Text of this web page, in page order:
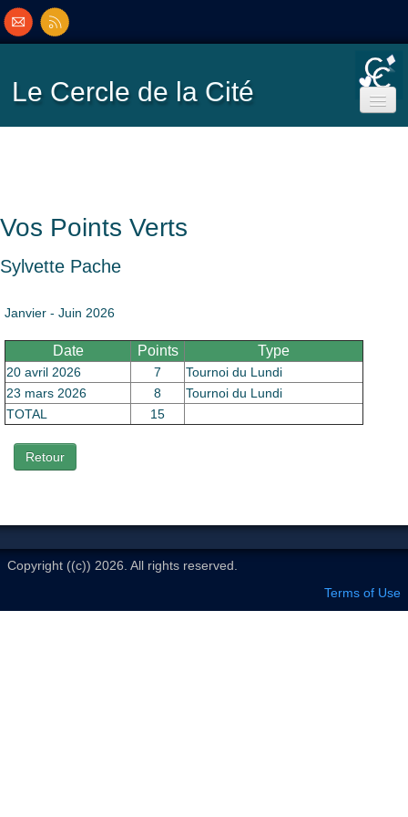
Le Cercle de la Cité
Classement
Le Club
Vos Points Verts
Sylvette Pache
Janvier - Juin 2026
Date Points Type
20 avril 2026 7
Tournoi du Lundi
23 mars 2026
8
Tournoi du Lundi
TOTAL
15
Retour
Copyright ((c)) 2026. All rights reserved.
Terms of Use